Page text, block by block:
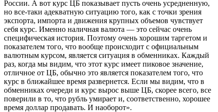
России. А вот курс ЦБ показывает пусть очень усредненную,
но все-таки адекватную ситуацию того, как с точки зрения
экспорта, импорта и движения крупных объемов чувствует
себя курс. Именно наличная валюта — это сейчас очень
специфическая история. Поэтому очень хорошим таргетом и
показателем того, что вообще происходит с официальным
валютным курсом, является ситуация в обменниках. Каждый
раз, когда мы видим, что этот курс имеет пиковое значение,
отличное от ЦБ, обычно это является показателем того, что
курс в ближайшее время развернется. Если мы видим, что в
обменниках очереди и курс вырос выше ЦБ, скорее всего, все
поверили в то, что рубль умирает и, соответственно, хорошее
время доллар продавать. И наоборот».